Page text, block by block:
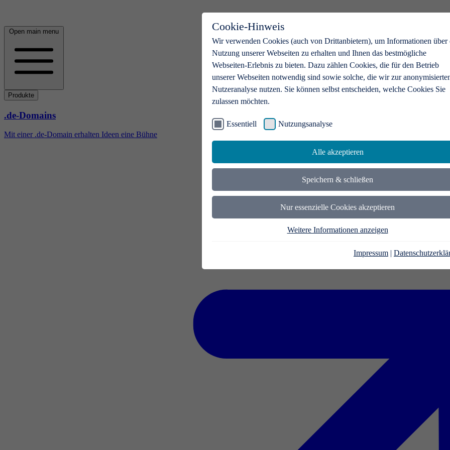
Cookie-Hinweis
Wir verwenden Cookies (auch von Drittanbietern), um Informationen über
Nutzung unserer Webseiten zu erhalten und Ihnen das bestmögliche
Webseiten-Erlebnis zu bieten. Dazu zählen Cookies, die für den Betrieb
unserer Webseiten notwendig sind sowie solche, die wir zur
Nutzeranalyse nutzen. Sie können selbst entscheiden, welche Cookies Sie
zulassen möchten.
Essentiell Nutzungsanalyse
Alle akzeptieren
Speichern & schließen
Nur essenzielle Cookies akzeptieren
Weitere Informationen anzeigen
Impressum |
Open main menu
Produkte
.de-Domains
Mit einer .de-Domain erhalten Ideen eine Bühne